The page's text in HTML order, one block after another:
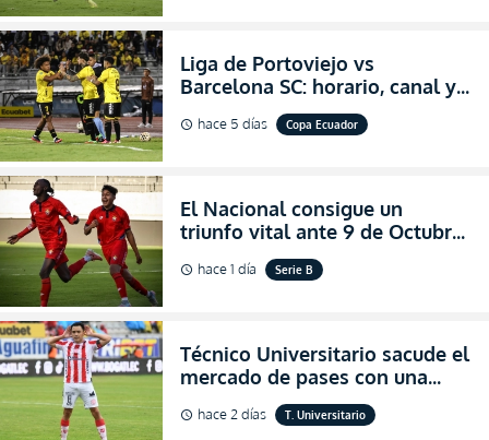
Liga de Portoviejo vs
Barcelona SC: horario, canal y
dónde ver EN VIVO los octavos
de final de la Copa Ecuador
schedule hace 5 días Copa Ecuador
El Nacional consigue un
triunfo vital ante 9 de Octubre
para encender la fe en la
salvación
schedule hace 1 día Serie B
Técnico Universitario sacude el
mercado de pases con una
verdadera revolución para
asegurar la permanencia
schedule hace 2 días T. Universitario